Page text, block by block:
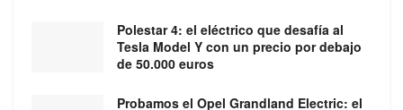
Polestar 4: el eléctrico que desafía al
Tesla Model Y con un precio por debajo
de 50.000 euros
Probamos el Opel Grandland Electric: el